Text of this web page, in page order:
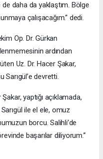
daha da yaklaştım. Bölge
çalışacağım.” dedi.
Op. Dr. Gürkan
ardından
Uz. Dr. Hacer Şakar,
devretti.
yaptığı açıklamada,
ile el ele, omuz
borcu. Salihli’de
başarılar diliyorum.”